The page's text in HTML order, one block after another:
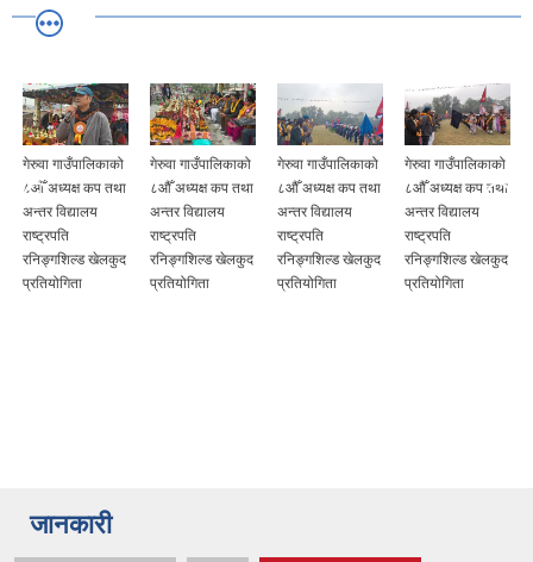
गेरुवा गाउँपालिकाको
८औँ अध्यक्ष कप तथा
अन्तर विद्यालय
राष्ट्रपति
रनिङ्गशिल्ड खेलकुद
प्रतियोगिता
गेरुवा गाउँपालिकाको
८औँ अध्यक्ष कप तथा
अन्तर विद्यालय
राष्ट्रपति
रनिङ्गशिल्ड खेलकुद
प्रतियोगिता
गेरुवा गाउँपालिकाको
८औँ अध्यक्ष कप तथा
अन्तर विद्यालय
राष्ट्रपति
रनिङ्गशिल्ड खेलकुद
प्रतियोगिता
गेरुवा गाउँपालिकाको
८औँ अध्यक्ष कप तथा
अन्तर विद्यालय
राष्ट्रपति
रनिङ्गशिल्ड खेलकुद
प्रतियोगिता
जानकारी